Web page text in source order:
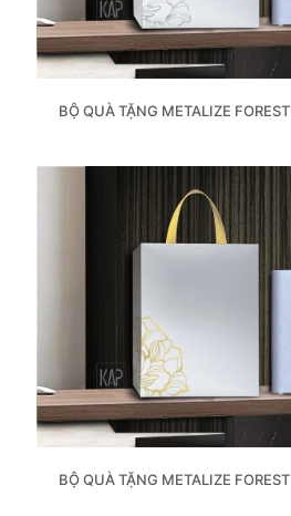
BỘ QUÀ TẶNG METALIZE FOREST
BỘ QUÀ TẶNG METALIZE FOREST